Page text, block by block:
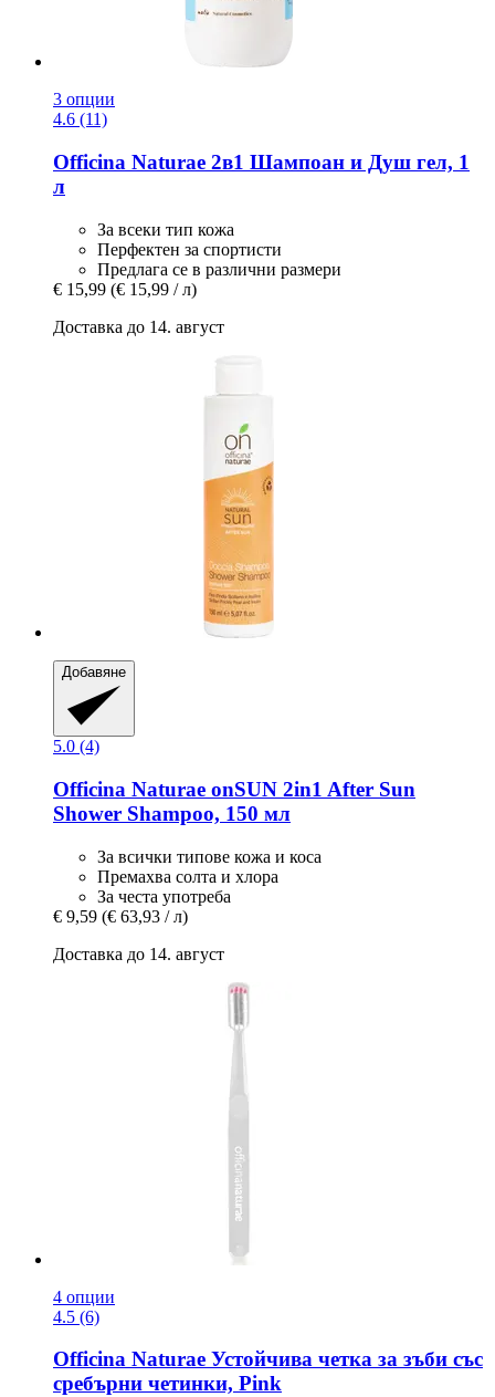
3 опции
4.6 (11)
Officina Naturae 2в1 Шампоан и Душ гел, 1
л
За всеки тип кожа
Перфектен за спортисти
Предлага се в различни размери
€ 15,99 (€ 15,99 / л)
Доставка до 14. август
Добавяне
5.0 (4)
Officina Naturae onSUN 2in1 After Sun
Shower Shampoo, 150 мл
За всички типове кожа и коса
Премахва солта и хлора
За честа употреба
€ 9,59 (€ 63,93 / л)
Доставка до 14. август
4 опции
4.5 (6)
Officina Naturae Устойчива четка за зъби със
сребърни четинки, Pink